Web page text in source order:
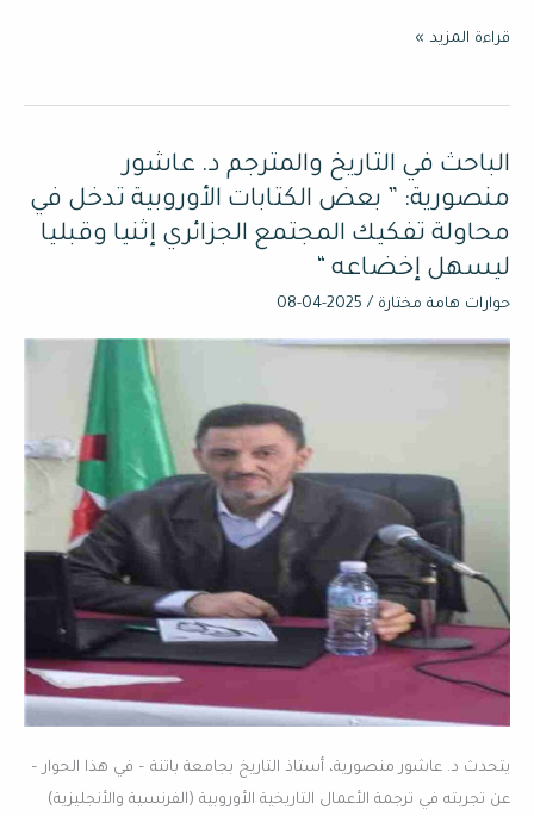
قراءة المزيد »
الباحث في التاريخ والمترجم د. عاشور
منصورية: ” بعض الكتابات الأوروبية تدخل في
محاولة تفكيك المجتمع الجزائري إثنيا وقبليا
ليسهل إخضاعه “
حوارات هامة مختارة /
2025-04-08
يتحدث د. عاشور منصورية، أستاذ التاريخ بجامعة باتنة – في هذا الحوار –
عن تجربته في ترجمة الأعمال التاريخية الأوروبية (الفرنسية والأنجليزية)
الباحث
في
التاريخ
والمترجم
منصورية:
الأوروبية
محاولة
تفكيك
المجتمع
الجزائري
ليسهل
إخضاعه